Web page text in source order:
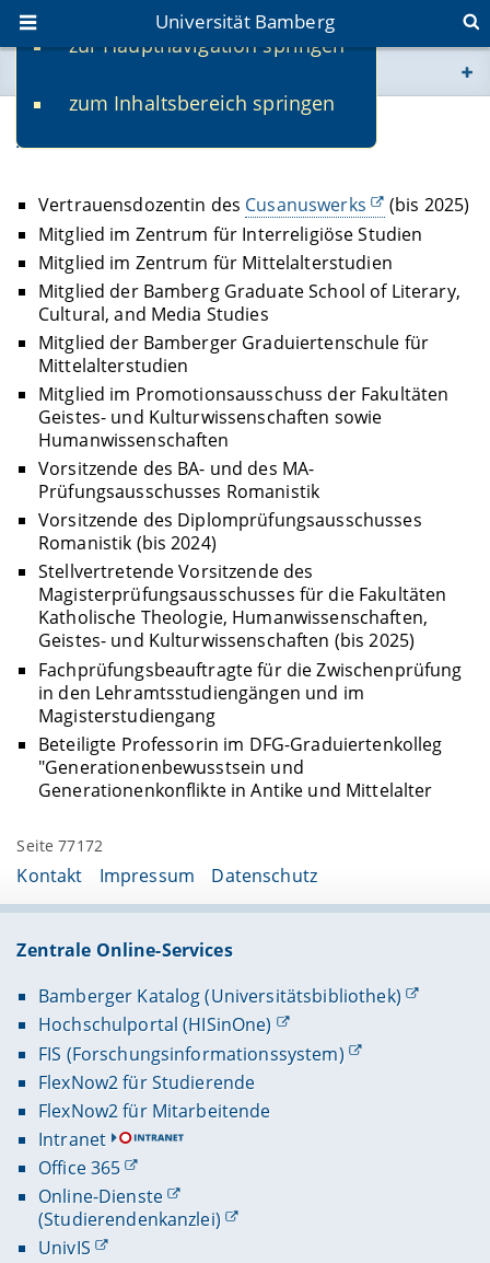
zur Hauptnavigation springen
zum Inhaltsbereich springen
Universität Bamberg
www.uni-bamberg.de
fis.uni-bamberg.de
Ämter und Funktionen
Vertrauensdozentin des Cusanuswerks
(bis 2025)
Mitglied im Zentrum für Interreligiöse Studien
Mitglied im Zentrum für Mittelalterstudien
Mitglied der Bamberg Graduate School of Literary,
Cultural, and Media Studies
Mitglied der Bamberger Graduiertenschule für
Mittelalterstudien
Mitglied im Promotionsausschuss der Fakultäten
Geistes- und Kulturwissenschaften sowie
Humanwissenschaften
Vorsitzende des BA- und des MA-
Prüfungsausschusses Romanistik
Vorsitzende des Diplomprüfungsausschusses
Romanistik (bis 2024)
Stellvertretende Vorsitzende des
Magisterprüfungsausschusses für die Fakultäten
Katholische Theologie, Humanwissenschaften,
Geistes- und Kulturwissenschaften (bis 2025)
Fachprüfungsbeauftragte für die Zwischenprüfung
in den Lehramtsstudiengängen und im
Magisterstudiengang
Beteiligte Professorin im DFG-Graduiertenkolleg
"Generationenbewusstsein und
Generationenkonflikte in Antike und Mittelalter
Seite 77172
Kontakt Impressum Datenschutz
Zentrale Online-Services
Bamberger Katalog (Universitätsbibliothek)
Hochschulportal (HISinOne)
FIS (Forschungsinformationssystem)
FlexNow2 für Studierende
FlexNow2 für Mitarbeitende
Intranet
Office 365
Online-Dienste
(Studierendenkanzlei)
UnivIS